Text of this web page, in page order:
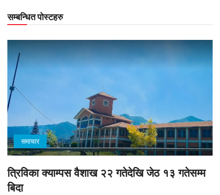
सम्बन्धित पोस्टहरु
समाचार
त्रिविका क्याम्पस वैशाख २२ गतेदेखि जेठ १३ गतेसम्म
बिदा